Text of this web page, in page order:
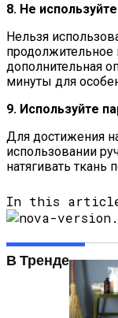
8. Не
Нельзя
дополнительная
минуты для
9. Используйте
Для достижения
использовании
натягивать ткань
In this
В Тренде